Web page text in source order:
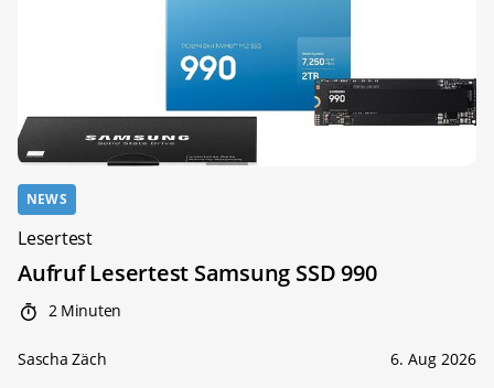
NEWS
Lesertest
Aufruf Lesertest Samsung SSD 990
2 Minuten
Sascha Zäch 6. Aug 2026